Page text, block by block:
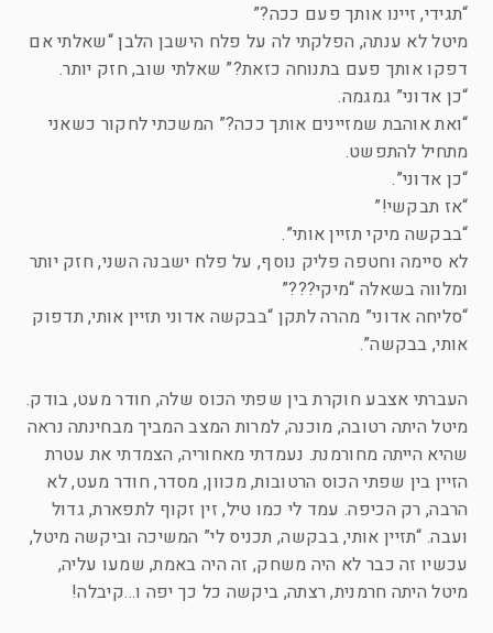
“תגידי, זיינו אותך פעם ככה?”
מיטל לא ענתה, הפלקתי לה על פלח הישבן הלבן “שאלתי אם
דפקו אותך פעם בתנוחה כזאת?” שאלתי שוב, חזק יותר.
“כן אדוני” גמגמה.
“ואת אוהבת שמזיינים אותך ככה?” המשכתי לחקור כשאני
מתחיל להתפשט.
“כן אדוני”.
“אז תבקשי!”
“בבקשה מיקי תזיין אותי”.
לא סיימה וחטפה פליק נוסף, על פלח ישבנה השני, חזק יותר
ומלווה בשאלה “מיקי???”
“סליחה אדוני” מהרה לתקן “בבקשה אדוני תזיין אותי, תדפוק
אותי, בבקשה”.
העברתי אצבע חוקרת בין שפתי הכוס שלה, חודר מעט, בודק.
מיטל היתה רטובה, מוכנה, למרות המצב המביך מבחינתה נראה
שהיא הייתה מחורמנת. נעמדתי מאחוריה, הצמדתי את עטרת
הזיין בין שפתי הכוס הרטובות, מכוון, מסדר, חודר מעט, לא
הרבה, רק הכיפה. עמד לי כמו טיל, זין זקוף לתפארת, גדול
ועבה. “תזיין אותי, בבקשה, תכניס לי” המשיכה וביקשה מיטל,
עכשיו זה כבר לא היה משחק, זה היה באמת, שמעו עליה,
מיטל היתה חרמנית, רצתה, ביקשה כל כך יפה ו…קיבלה!